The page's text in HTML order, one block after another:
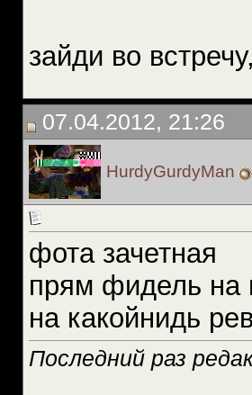
зайди во
07.04.2012, 21:26
HurdyGurdyMan
фота зачетная
прям фидель на
на какойнидь
Последний раз